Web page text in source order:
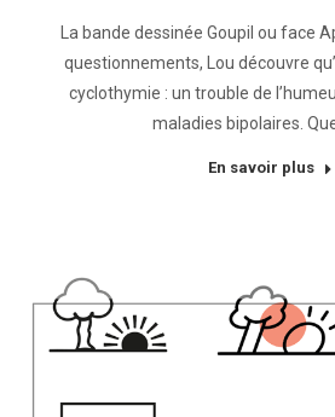
La bande dessinée Goupil ou face
questionnements, Lou découvre
cyclothymie : un trouble de
maladies bipolaires.
En savoir plus